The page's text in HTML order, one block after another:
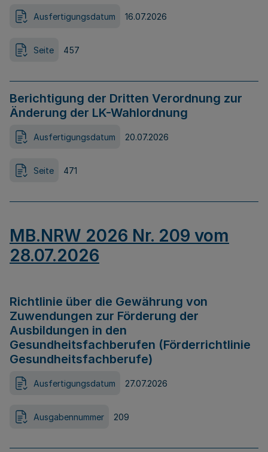
Ausfertigungsdatum 16.07.2026
Seite 457
Berichtigung der Dritten Verordnung zur
Änderung der LK-Wahlordnung
Ausfertigungsdatum 20.07.2026
Seite 471
MB.NRW 2026 Nr. 209 vom
28.07.2026
Richtlinie über die Gewährung von
Zuwendungen zur Förderung der
Ausbildungen in den
Gesundheitsfachberufen (Förderrichtlinie
Gesundheitsfachberufe)
Ausfertigungsdatum 27.07.2026
Ausgabennummer 209